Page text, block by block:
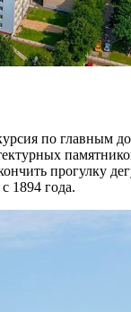
по главным
прогулку
1894 года.